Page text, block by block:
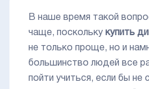
В наше время такой
чаще, поскольку купить
не только проще, но и
большинство людей все
пойти учиться, если бы не